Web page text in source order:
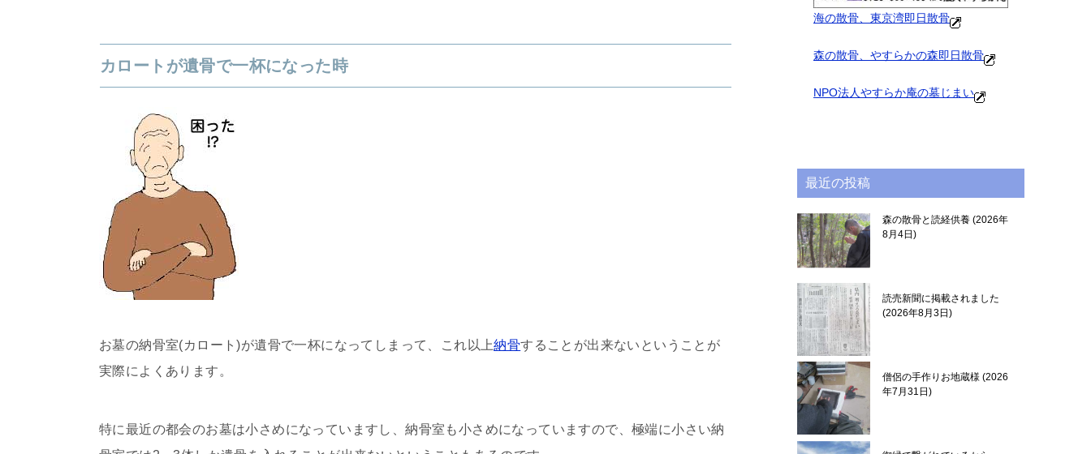
カロートが遺骨で一杯になった時
お墓の納骨室(カロート)が遺骨で一杯になってしまって、これ以上納骨することが出来ないということが
実際によくあります。
特に最近の都会のお墓は小さめになっていますし、納骨室も小さめになっていますので、極端に小さい納
海の散骨、東京湾即日散骨
森の散骨、やすらかの森即日散骨
NPO法人やすらか庵の墓じまい
最近の投稿
森の散骨と読経供養 2026年
8月4日
読売新聞に掲載されました
2026年8月3日
僧侶の手作りお地蔵様 2026
年7月31日